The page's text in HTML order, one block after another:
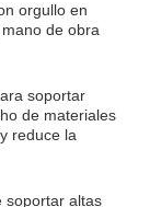
orgullo en
de obra
soportar
de materiales
reduce la
soportar altas